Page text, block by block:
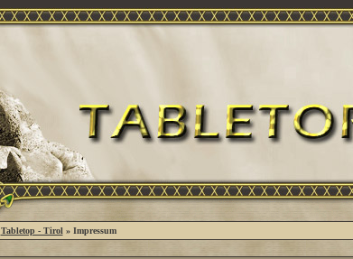
Tabletop - Tirol » Impressum